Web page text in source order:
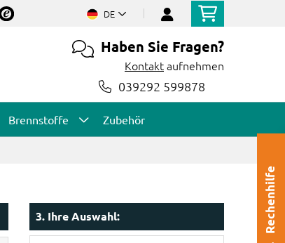
DE
Haben Sie Fragen?
Kontaktaufnehmen
039292 599878
Brennstoffe Zubehör
3. Ihre Auswahl: Rechenhilfe